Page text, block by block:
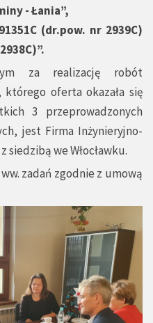
- Łania”,
(dr.pow. nr 2939C)
za realizację robót
oferta okazała się
3 przeprowadzonych
jest Firma Inżynieryjno-
siedzibą we Włocławku.
zadań zgodnie z umową